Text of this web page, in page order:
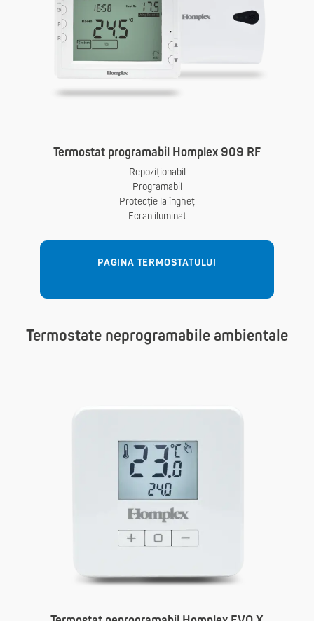
Termostat programabil Homplex 909 RF
Repoziționabil
Programabil
Protecție la îngheț
Ecran iluminat
PAGINA TERMOSTATULUI
Termostate neprogramabile ambientale